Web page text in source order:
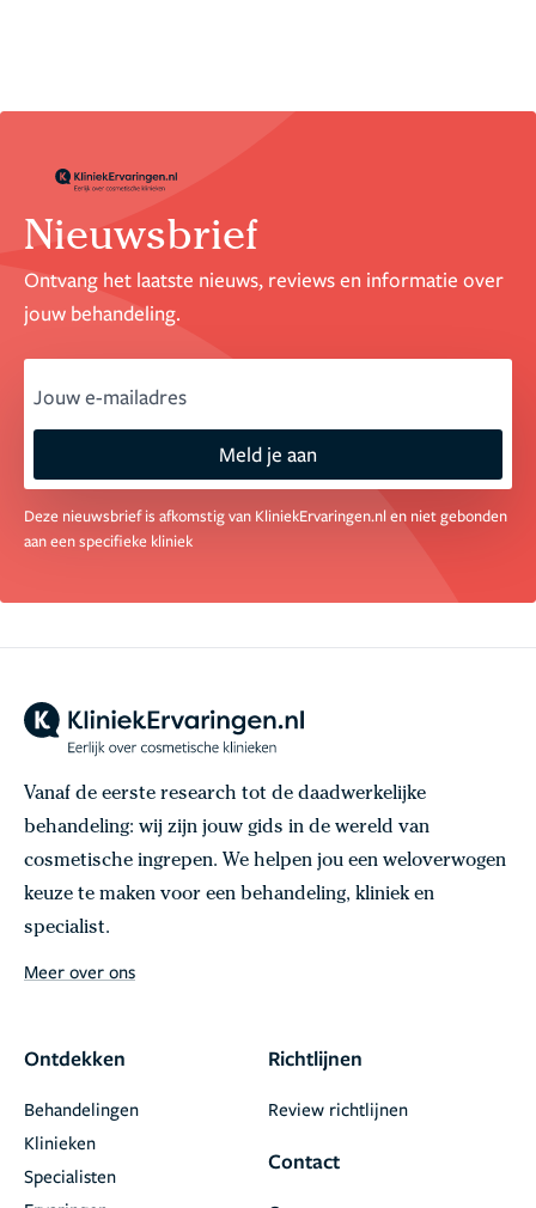
Nieuwsbrief
Ontvang het laatste nieuws, reviews en informatie over
jouw behandeling.
Meld je aan
Deze nieuwsbrief is afkomstig van KliniekErvaringen.nl en niet gebonden
aan een specifieke kliniek
Vanaf de eerste research tot de daadwerkelijke
behandeling: wij zijn jouw gids in de wereld van
cosmetische ingrepen. We helpen jou een weloverwogen
keuze te maken voor een behandeling, kliniek en
specialist.
Meer over ons
Ontdekken
Behandelingen
Klinieken
Specialisten
Richtlijnen
Review richtlijnen
Contact